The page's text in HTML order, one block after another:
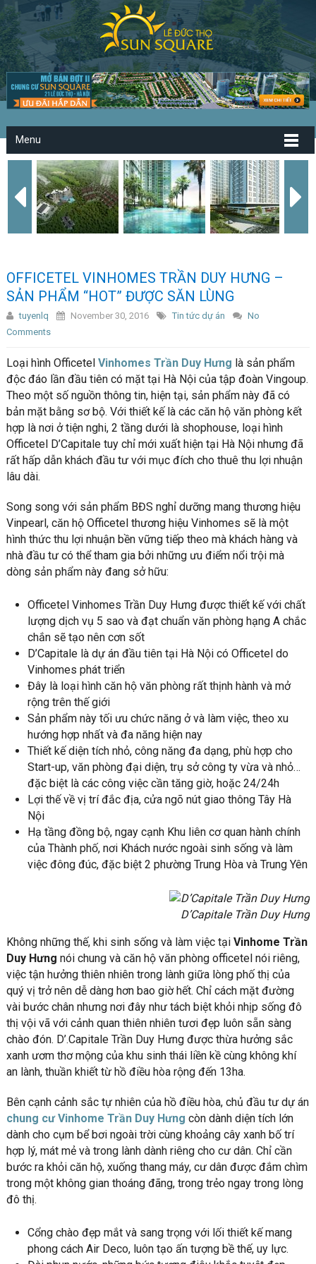
Menu
OFFICETEL VINHOMES TRẦN DUY HƯNG –
SẢN PHẨM “HOT” ĐƯỢC SĂN LÙNG
tuyenlq November 30, 2016 Tin tức dự án
No
Comments
Loại hình Officetel Vinhomes Trần Duy Hưng là sản phẩm
độc đáo lần đầu tiên có mặt tại Hà Nội của tập đoàn Vingoup.
Theo một số nguồn thông tin, hiện tại, sản phẩm này đã có
bản mặt bằng sơ bộ. Với thiết kế là các căn hộ văn phòng kết
hợp là nơi ở tiện nghi, 2 tầng dưới là shophouse, loại hình
Officetel D’Capitale tuy chỉ mới xuất hiện tại Hà Nội nhưng đã
rất hấp dẫn khách đầu tư với mục đích cho thuê thu lợi nhuận
lâu dài.
Song song với sản phẩm BĐS nghỉ dưỡng mang thương hiệu
Vinpearl, căn hộ Officetel thương hiệu Vinhomes sẽ là một
hình thức thu lợi nhuận bền vững tiếp theo mà khách hàng và
nhà đầu tư có thể tham gia bởi những ưu điểm nổi trội mà
dòng sản phẩm này đang sở hữu:
Officetel Vinhomes Trần Duy Hưng được thiết kế với chất
lượng dịch vụ 5 sao và đạt chuẩn văn phòng hạng A chắc
chắn sẽ tạo nên cơn sốt
D’Capitale là dự án đầu tiên tại Hà Nội có Officetel do
Vinhomes phát triển
Đây là loại hình căn hộ văn phòng rất thịnh hành và mở
rộng trên thế giới
Sản phẩm này tối ưu chức năng ở và làm việc, theo xu
hướng hợp nhất và đa năng hiện nay
Thiết kế diện tích nhỏ, công năng đa dạng, phù hợp cho
Start-up, văn phòng đại diện, trụ sở công ty vừa và nhỏ…
đặc biệt là các công việc cần tăng giờ, hoặc 24/24h
Lợi thế về vị trí đắc địa, cửa ngõ nút giao thông Tây Hà
Nội
Hạ tầng đồng bộ, ngay cạnh Khu liên cơ quan hành chính
của Thành phố, nơi Khách nước ngoài sinh sống và làm
việc đông đúc, đặc biệt 2 phường Trung Hòa và Trung Yên
D’Capitale Trần Duy Hưng
Không những thế, khi sinh sống và làm việc tại Vinhome Trần
Duy Hưng nói chung và căn hộ văn phòng officetel nói riêng,
việc tận hưởng thiên nhiên trong lành giữa lòng phố thị của
quý vị trở nên dễ dàng hơn bao giờ hết. Chỉ cách mặt đường
vài bước chân nhưng nơi đây như tách biệt khỏi nhịp sống đô
thị vội vã với cảnh quan thiên nhiên tươi đẹp luôn sẵn sàng
chào đón. D’.Capitale Trần Duy Hưng được thừa hưởng sắc
xanh ươm thơ mộng của khu sinh thái liền kề cùng không khí
an lành, thuần khiết từ hồ điều hòa rộng đến 13ha.
Bên cạnh cảnh sắc tự nhiên của hồ điều hòa, chủ đầu tư dự án
chung cư Vinhome Trần Duy Hưng còn dành diện tích lớn
dành cho cụm bể bơi ngoài trời cùng khoảng cây xanh bố trí
hợp lý, mát mẻ và trong lành dành riêng cho cư dân. Chỉ cần
bước ra khỏi căn hộ, xuống thang máy, cư dân được đắm chìm
trong một không gian thoáng đãng, trong trẻo ngay trong lòng
đô thị.
Cổng chào đẹp mắt và sang trọng với lối thiết kế mang
phong cách Air Deco, luôn tạo ấn tượng bề thế, uy lực.